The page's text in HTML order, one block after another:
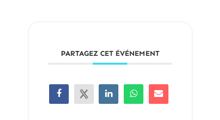
PARTAGEZ CET ÉVÉNEMENT